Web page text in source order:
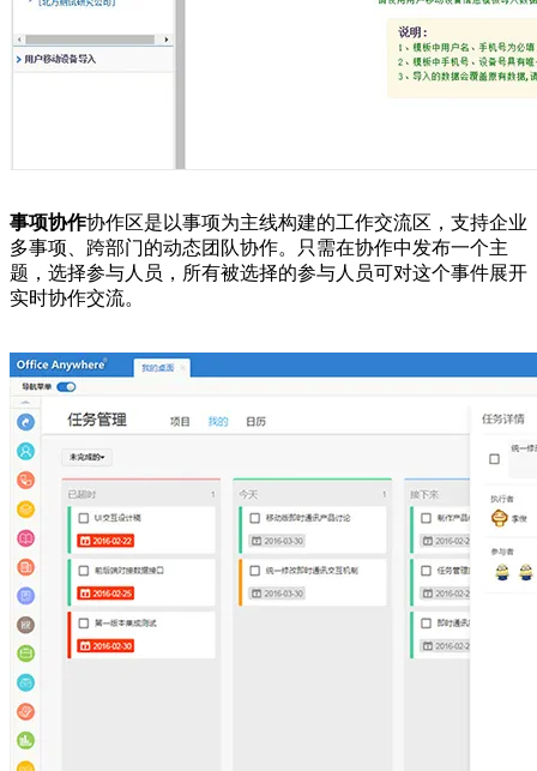
事项协作协作区是以事项为主线构建的工作交流区，支持企业
多事项、跨部门的动态团队协作。只需在协作中发布一个主
题，选择参与人员，所有被选择的参与人员可对这个事件展开
实时协作交流。